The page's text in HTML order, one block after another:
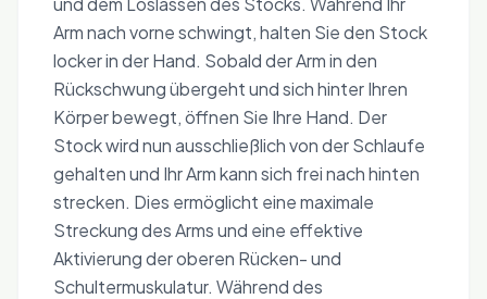
Arm nach vorne schwingt, halten Sie den Stock
locker in der Hand. Sobald der Arm in den
Rückschwung übergeht und sich hinter Ihren
Körper bewegt, öffnen Sie Ihre Hand. Der
Stock wird nun ausschließlich von der Schlaufe
gehalten und Ihr Arm kann sich frei nach hinten
strecken. Dies ermöglicht eine maximale
Streckung des Arms und eine effektive
Aktivierung der oberen Rücken- und
Schultermuskulatur. Während des